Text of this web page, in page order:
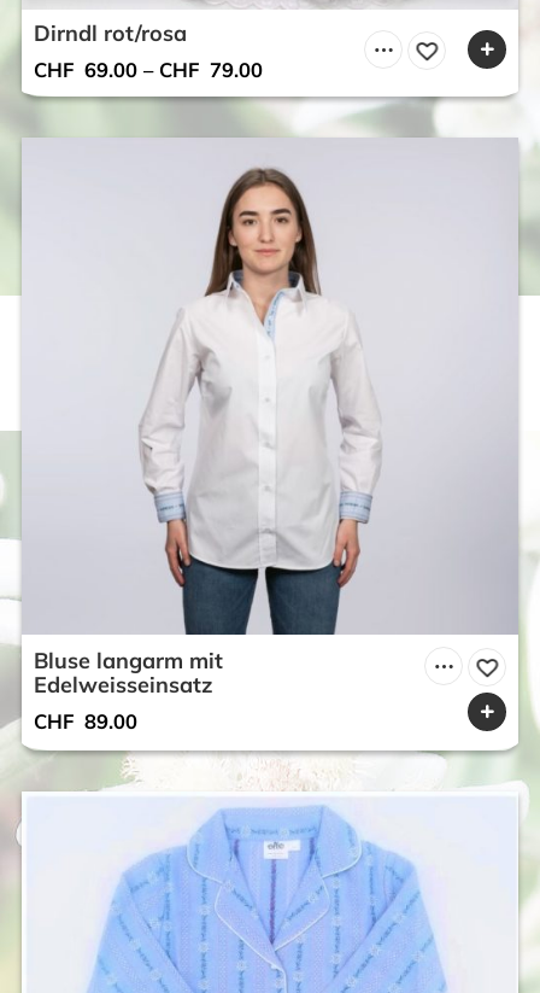
Dirndl rot/rosa
CHF 69.00 – CHF 79.00
Bluse langarm mit
Edelweisseinsatz
CHF 89.00